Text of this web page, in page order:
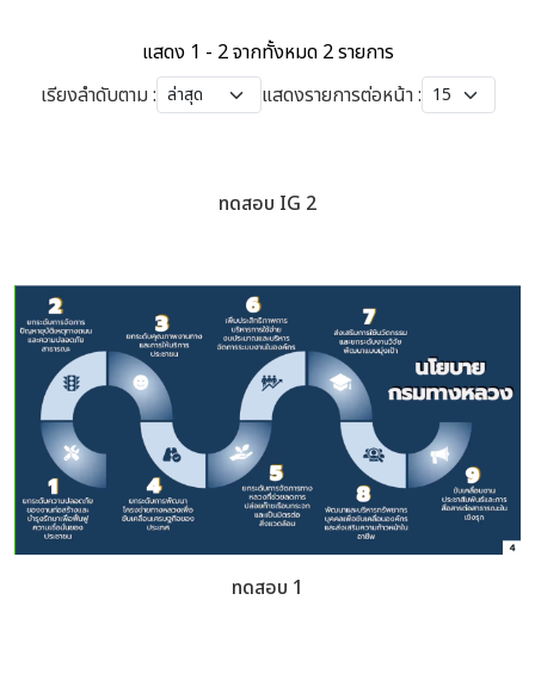
แสดง 1 - 2 จากทั้งหมด 2 รายการ
เรียงลำดับตาม :
แสดงรายการต่อหน้า :
ทดสอบ IG 2
ทดสอบ 1